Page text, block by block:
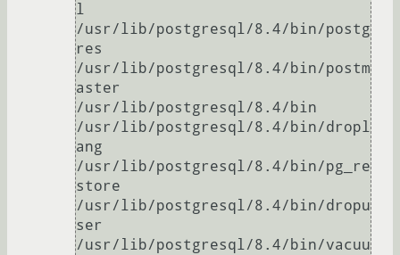
l
/usr/lib/postgresql/8.4/bin/postg
res
/usr/lib/postgresql/8.4/bin/postm
aster
/usr/lib/postgresql/8.4/bin
/usr/lib/postgresql/8.4/bin/dropl
ang
/usr/lib/postgresql/8.4/bin/pg_re
store
/usr/lib/postgresql/8.4/bin/dropu
ser
/usr/lib/postgresql/8.4/bin/vacuu